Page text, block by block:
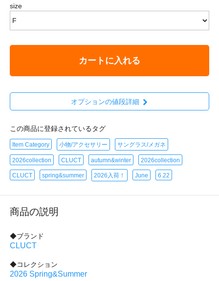
size
カートに入れる
オプションの値段詳細
この商品に登録されているタグ
Item Category 小物/アクセサリー サングラス/メガネ
2026collection CLUCT autumn&winter 2026collection
CLUCT spring&summer 2026入荷！ June 6.22
商品の説明
◆ブランド
CLUCT
◆コレクション
2026 Spring&Summer